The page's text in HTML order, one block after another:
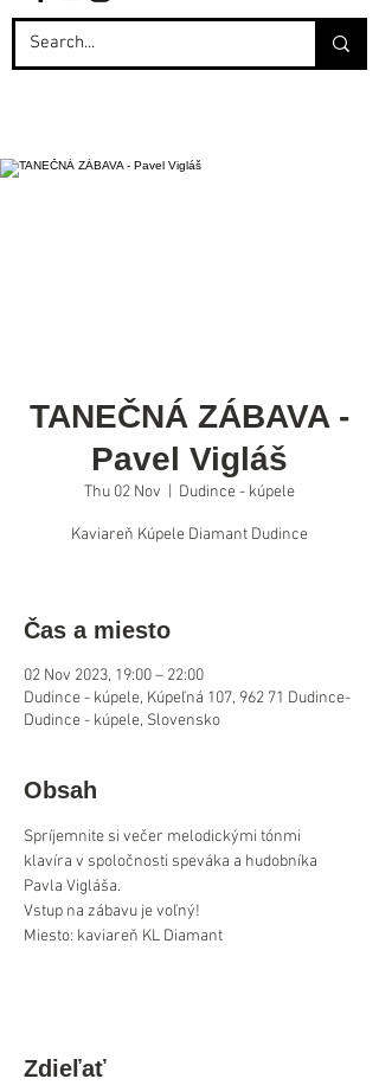
TANEČNÁ ZÁBAVA -
Pavel Vigláš
Thu 02 Nov Dudince - kúpele
Kaviareň Kúpele Diamant Dudince
Čas a miesto
02 Nov 2023, 19:00 – 22:00
Dudince - kúpele, Kúpeľná 107, 962 71 Dudince-
Dudince - kúpele, Slovensko
Obsah
Spríjemnite si večer melodickými tónmi
klavíra v spoločnosti speváka a hudobníka
Pavla Vigláša.
Vstup na zábavu je voľný!
Miesto: kaviareň KL Diamant
Zdieľať